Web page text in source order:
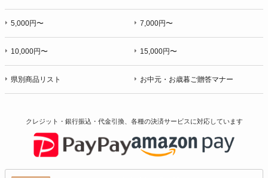
5,000円〜 7,000円〜
10,000円〜 15,000円〜
県別商品リスト お中元・お歳暮ご贈答マナー
クレジット・銀行振込・代金引換、各種の決済サービスに対応しています